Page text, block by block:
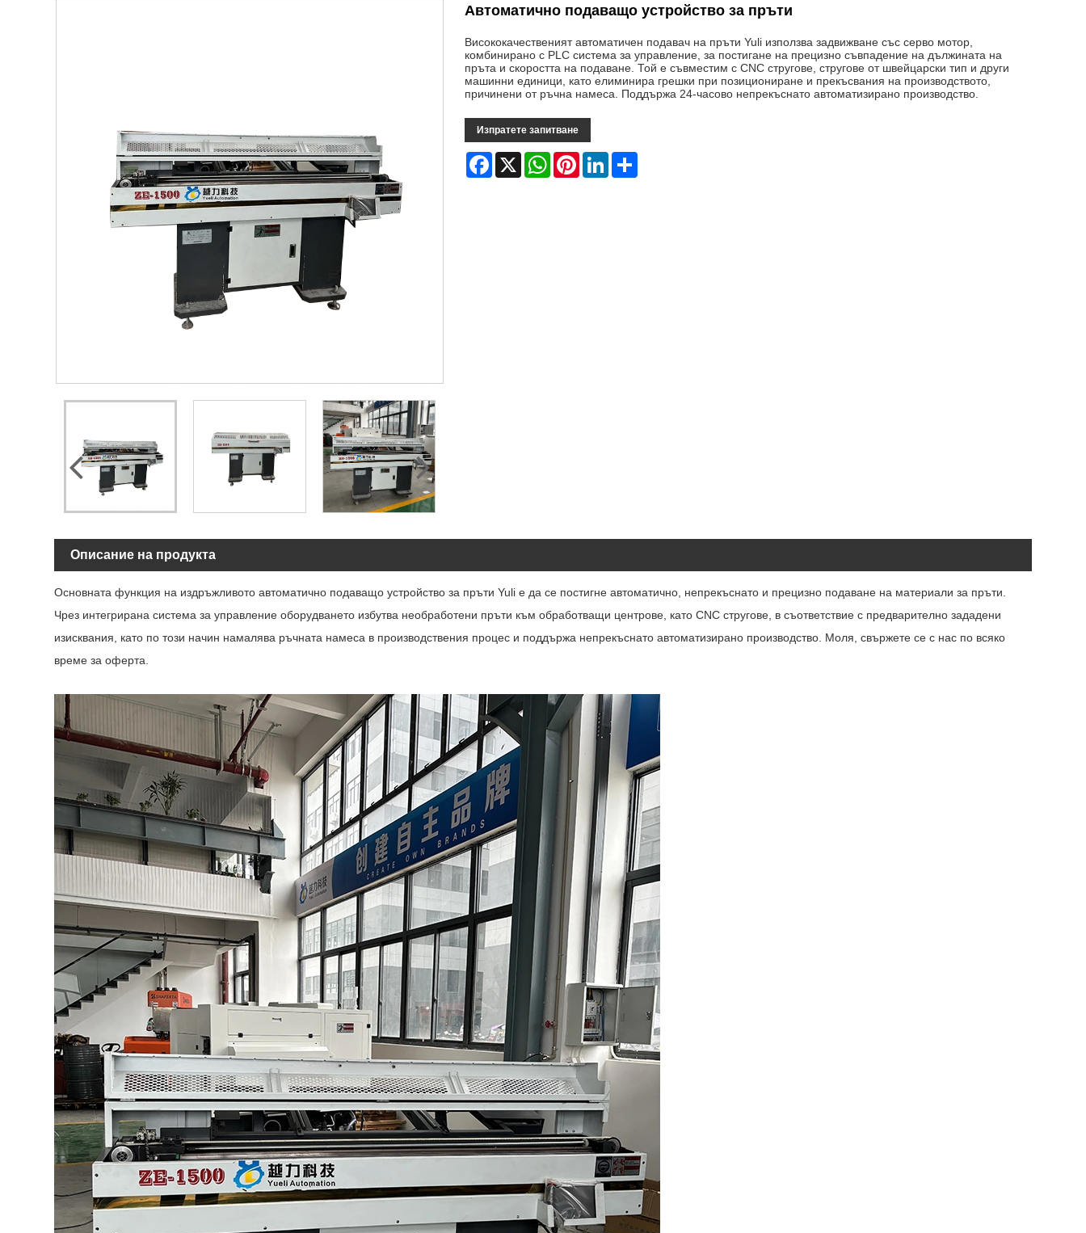
Автоматично подаващо устройство за пръти
Висококачественият автоматичен подавач на пръти Yuli използва задвижване със серво мотор,
комбинирано с PLC система за управление, за постигане на прецизно съвпадение на дължината на
пръта и скоростта на подаване. Той е съвместим с CNC стругове, стругове от швейцарски тип и други
машинни единици, като елиминира грешки при позициониране и прекъсвания на производството,
причинени от ръчна намеса. Поддържа 24-часово непрекъснато автоматизирано производство.
Изпратете запитване
Facebook
X WhatsAppPinterestLinkedIn
Описание на продукта
Основната функция на издръжливото автоматично подаващо устройство за пръти Yuli е да се постигне автоматично, непрекъснато и прецизно подаване на материали за пръти.
Чрез интегрирана система за управление оборудването избутва необработени пръти към обработващи центрове, като CNC стругове, в съответствие с предварително зададени
изисквания, като по този начин намалява ръчната намеса в производствения процес и поддържа непрекъснато автоматизирано производство. Моля, свържете се с нас по всяко
време за оферта.